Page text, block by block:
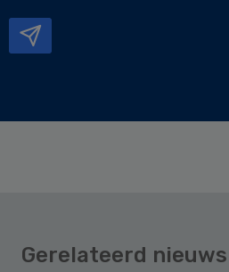
Gerelateerd nieuws